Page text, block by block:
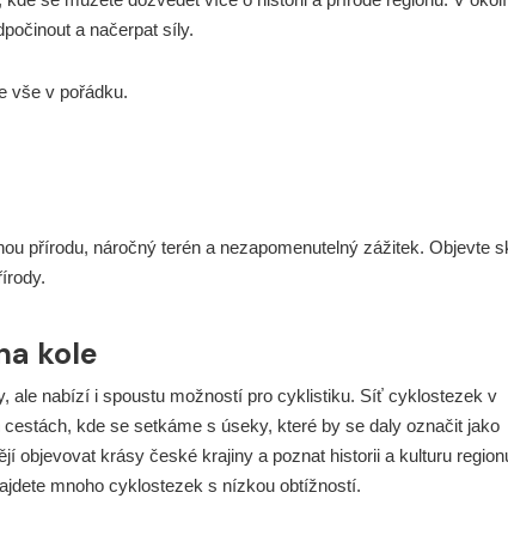
a načerpat síly.
vše v pořádku.
přírodu, náročný terén a nezapomenutelný zážitek. Objevte
kole
ale nabízí i spoustu možností pro cyklistiku. Síť cyklostezek v
kde se setkáme s úseky, které by se daly označit jako
objevovat krásy české krajiny a poznat historii a kulturu
mnoho cyklostezek s nízkou obtížností.